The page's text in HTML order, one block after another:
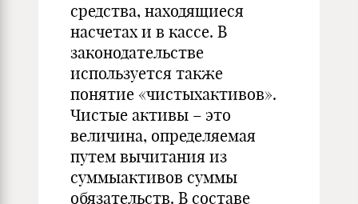
средства, находящиеся
насчетах и в кассе. В
законодательстве
используется также
понятие «чистыхактивов».
Чистые активы – это
величина, определяемая
путем вычитания из
суммыактивов суммы
обязательств. В составе